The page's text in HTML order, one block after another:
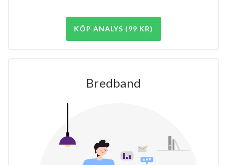
KÖP ANALYS (99 KR)
Bredband